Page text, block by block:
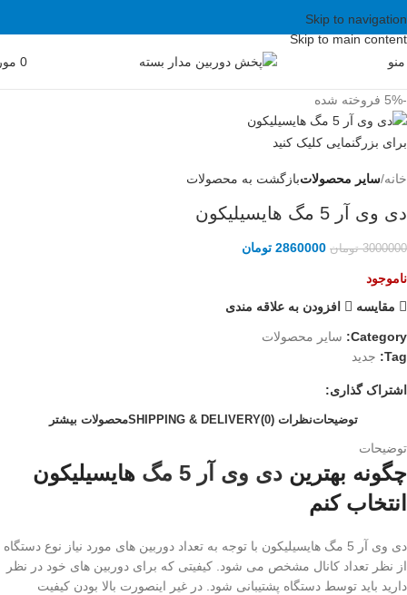
Skip to navigation
Skip to main content
منو
0
-5% فروخته شده
برای بزرگنمایی کلیک کنید
خانه سایر محصولاتبازگشت به محصولات
دی وی آر 5 مگ هایسیلیکون
3000000 تومان 2860000 تومان
ناموجود
مقايسه
افزودن به علاقه مندی
Category:
سایر محصولات
Tag:
جدید
اشتراک گذاری:
توضیحاتنظرات (0) SHIPPING & DELIVERYمحصولات بیشتر
توضیحات
چگونه بهترین دی وی آر 5 مگ
هایسیلیکون
انتخاب کنم
دی وی آر 5 مگ هایسیلیکون با توجه به تعداد دوربین های مورد نیاز نوع دستگاه
از نظر تعداد کانال مشخص می شود. کیفیتی که برای دوربین های خود در نظر
دارید باید توسط دستگاه پشتیبانی شود. در غیر اینصورت بالا بودن کیفیت